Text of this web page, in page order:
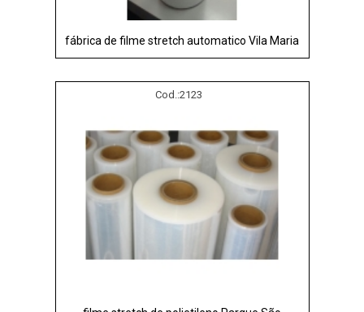
fábrica de filme stretch automatico Vila Maria
Cod.:2123